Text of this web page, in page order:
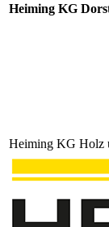
Heiming KG
Heiming KG Holz